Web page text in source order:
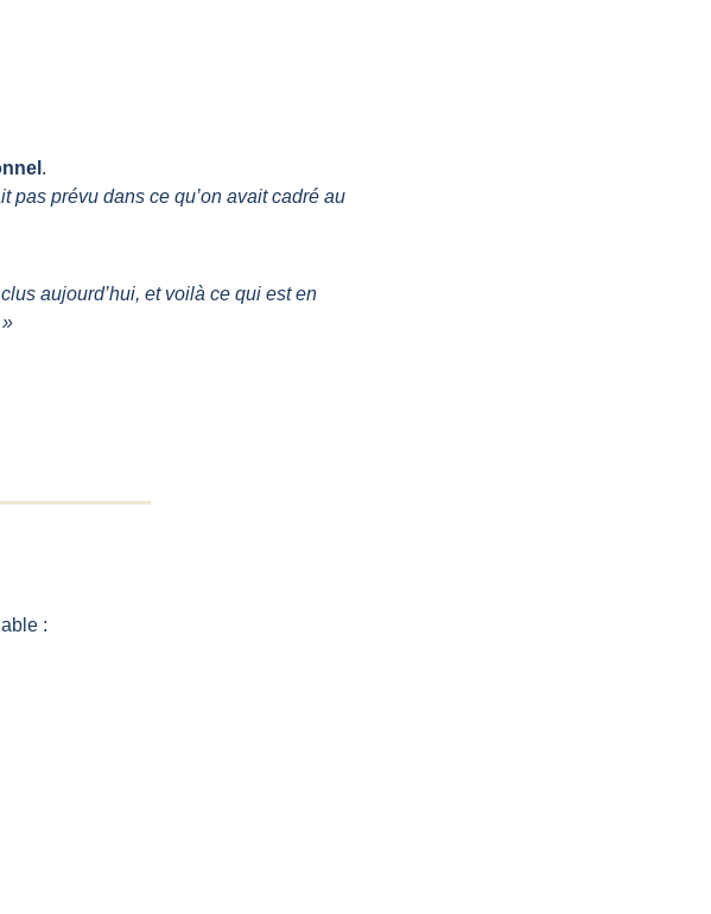
.
pas prévu dans ce qu’on avait cadré au
aujourd’hui, et voilà ce qui est en
: